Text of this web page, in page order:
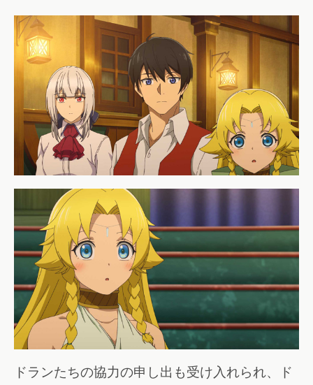
ドランたちの協力の申し出も受け入れられ、ド